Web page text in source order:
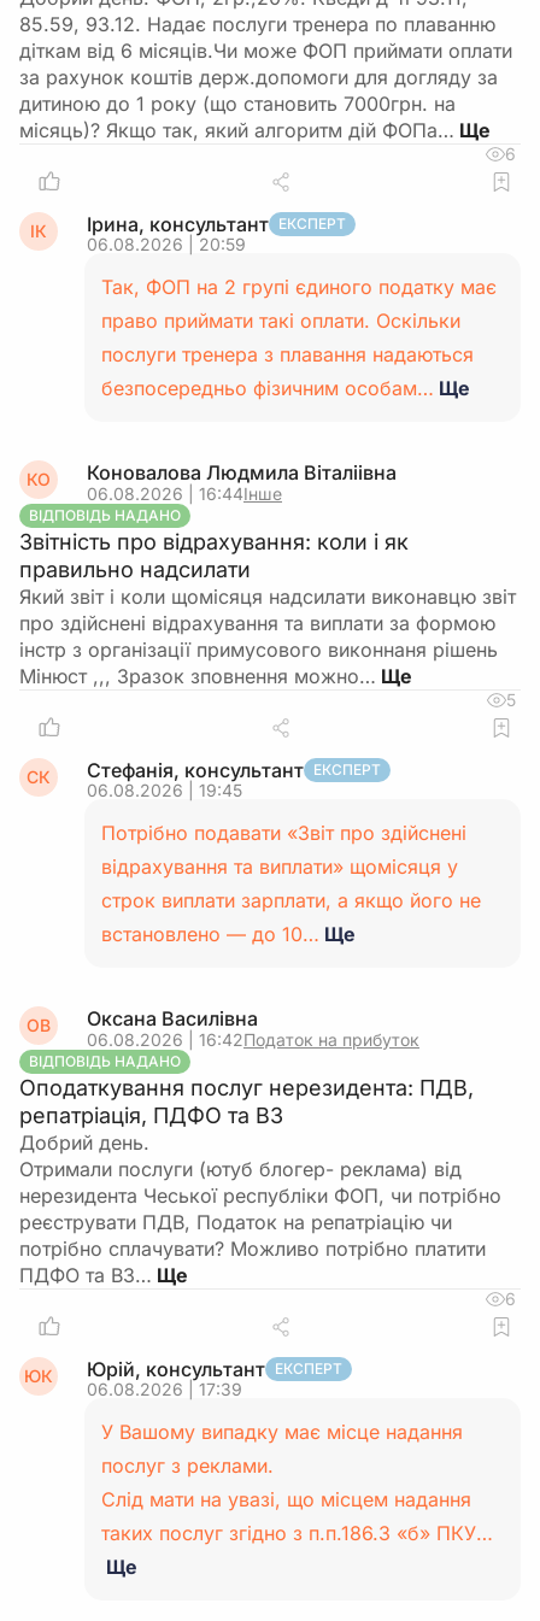
85.59, 93.12. Надає послуги тренера по плаванню
діткам від 6 місяців.Чи може ФОП приймати оплати
за рахунок коштів держ.допомоги для догляду за
дитиною до 1 року (що становить 7000грн. на
місяць)? Якщо так, який алгоритм дій ФОПа…
6
ІК Ірина, консультант ЕКСПЕРТ
06.08.2026 | 20:59
Так, ФОП на 2 групі єдиного податку має
право приймати такі оплати. Оскільки
послуги тренера з плавання надаються
безпосередньо фізичним особам… Ще
КО Коновалова Людмила Віталіівна
06.08.2026 | 16:44Інше
ВІДПОВІДЬ НАДАНО
Звітність про відрахування: коли і як
правильно надсилати
Який звіт і коли щомісяця надсилати виконавцю звіт
про здійснені відрахування та виплати за формою
інстр з організації примусового виконнаня рішень
Мінюст ,,, Зразок зповнення можно…
5
СК Стефанія, консультант ЕКСПЕРТ
06.08.2026 | 19:45
Потрібно подавати «Звіт про здійснені
відрахування та виплати» щомісяця у
строк виплати зарплати, а якщо його не
встановлено — до 10… Ще
ОВ Оксана Василівна
06.08.2026 | 16:42Податок на прибуток
ВІДПОВІДЬ НАДАНО
Оподаткування послуг нерезидента: ПДВ,
репатріація, ПДФО та ВЗ
Добрий день.
Отримали послуги (ютуб блогер- реклама) від
нерезидента Чеської республіки ФОП, чи потрібно
реєструвати ПДВ, Податок на репатріацію чи
потрібно сплачувати? Можливо потрібно платити
ПДФО та ВЗ…
6
ЮК Юрій, консультант ЕКСПЕРТ
06.08.2026 | 17:39
У Вашому випадку має місце надання
послуг з реклами.
Слід мати на увазі, що місцем надання
таких послуг згідно з п.п.186.3 «б» ПКУ…
Ще